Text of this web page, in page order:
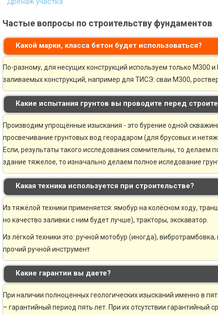
Частые вопросы по строительству фундаментов
Какой марки, класса бетон будет использоваться?
По-разному, для несущих конструкций используем только М300
заливаемых конструкций, например для ТИСЭ: сваи М300,
Какие испытания грунтов вы проводите перед
Производим упрощённые изыскания - это бурение одной
просвечивание грунтовых вод георадаром (для брусовых и
Если, результаты такого исследования сомнительны, то делаем
здание тяжелое, то изначально делаем полное иследование
Какая техника используется при строительстве?
Из тяжёлой техники применяется: ямобур на колёсном ходу,
но качество заливки с ним будет лучше), тракторы, экскаватор.
Из лёгкой техники это: ручной мотобур (иногда),
прочий ручной инструмент
Какие гарантии вы даете?
При наличии полноценных геологических изысканий именно в
– гарантийный период пять лет. При их отсутствии гарантийный